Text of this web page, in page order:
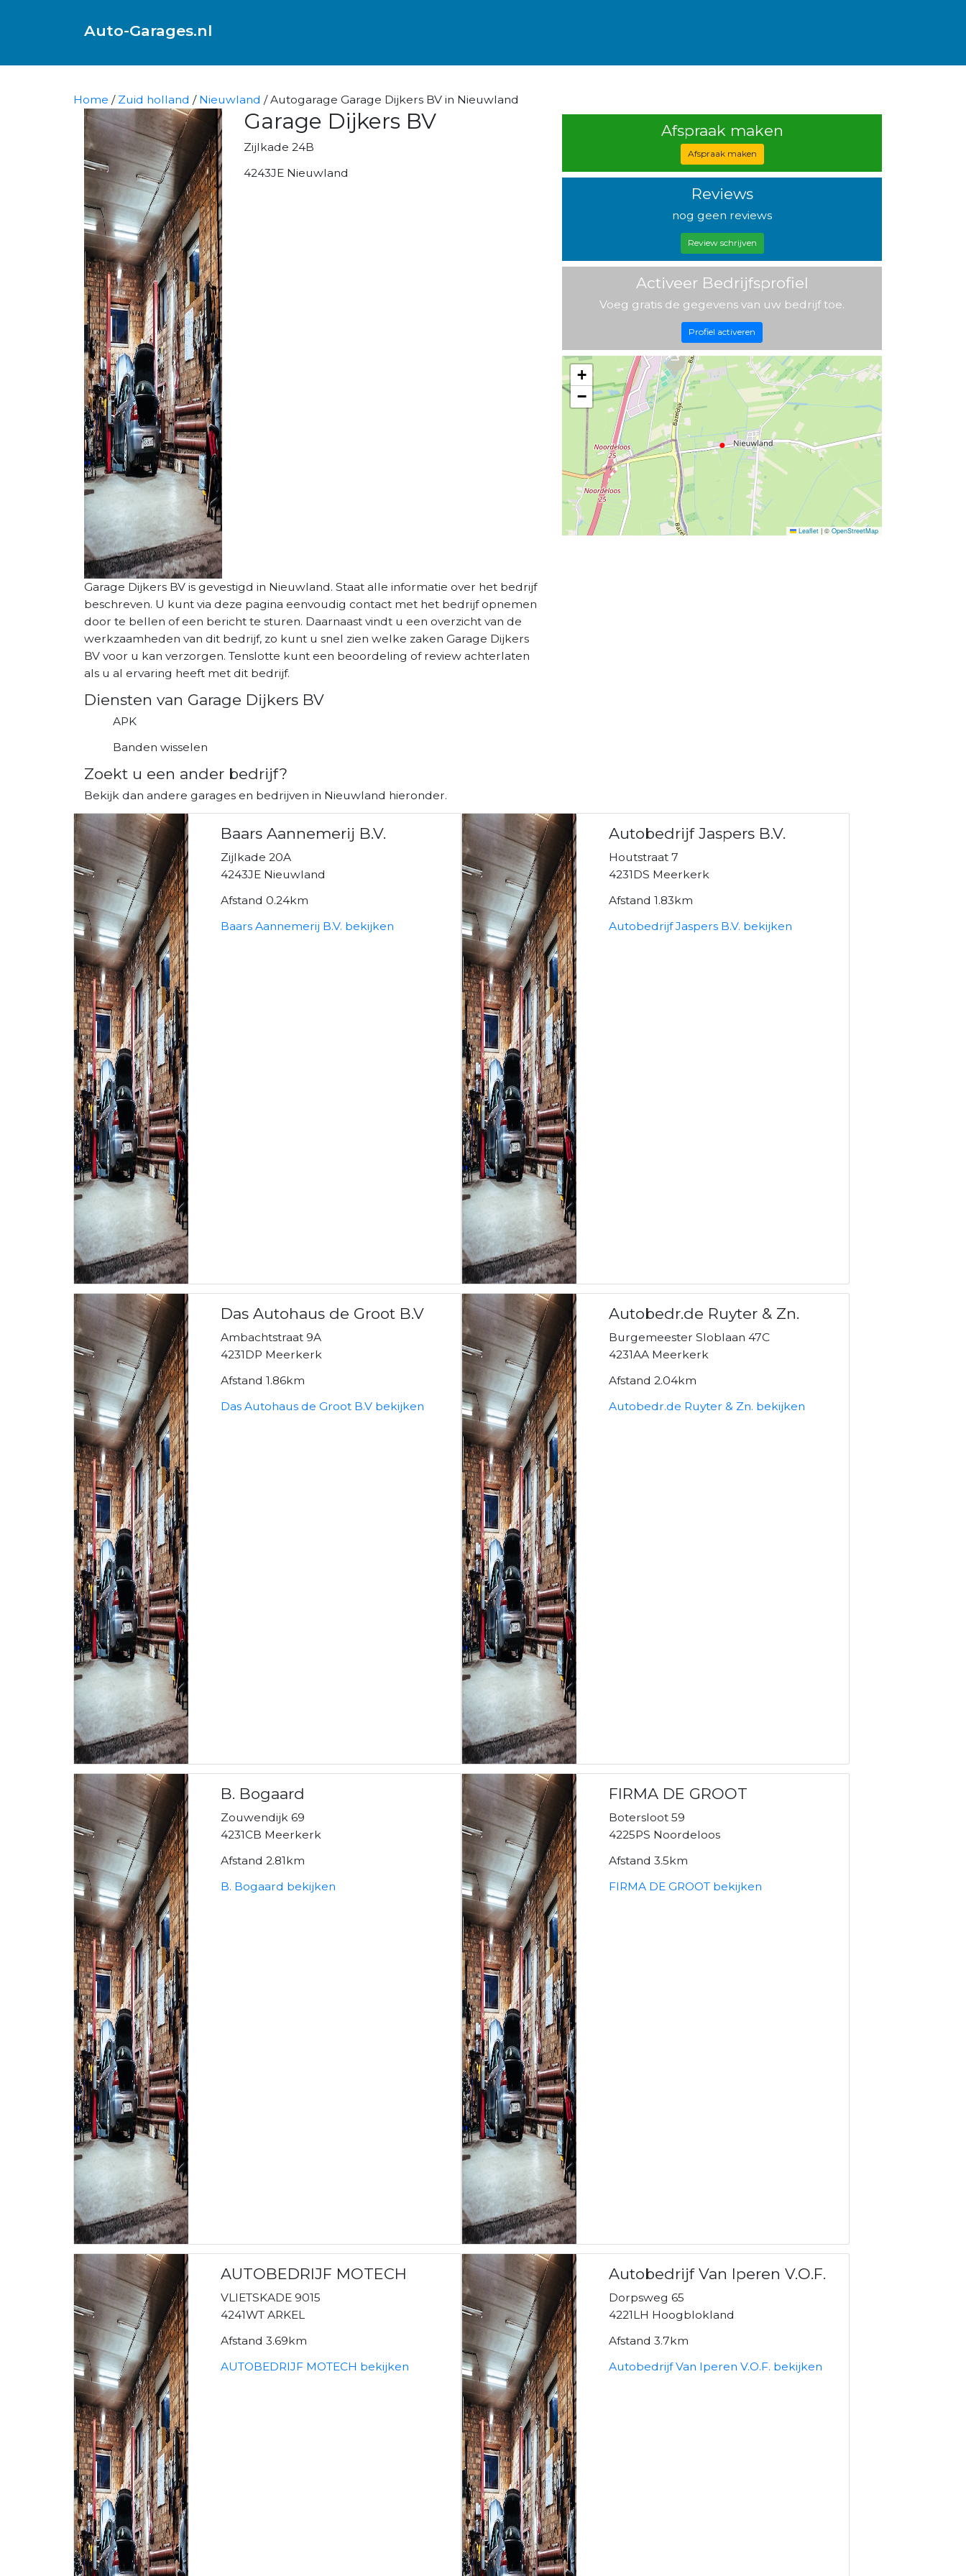
Auto-Garages.nl
Home / Zuid holland / Nieuwland / Autogarage Garage Dijkers BV in Nieuwland
Garage Dijkers BV
Zijlkade 24B
4243JE Nieuwland
Garage Dijkers BV is gevestigd in Nieuwland. Staat alle informatie over het bedrijf
beschreven. U kunt via deze pagina eenvoudig contact met het bedrijf opnemen
door te bellen of een bericht te sturen. Daarnaast vindt u een overzicht van de
werkzaamheden van dit bedrijf, zo kunt u snel zien welke zaken Garage Dijkers
BV voor u kan verzorgen. Tenslotte kunt een beoordeling of review achterlaten
als u al ervaring heeft met dit bedrijf.
Diensten van Garage Dijkers BV
APK
Banden wisselen
Afspraak maken
Afspraak maken
Reviews
nog geen reviews
Review schrijven
Activeer Bedrijfsprofiel
Voeg gratis de gegevens van uw bedrijf toe.
Profiel activeren
+
−
Leaflet | © OpenStreetMap
Zoekt u een ander bedrijf?
Bekijk dan andere garages en bedrijven in Nieuwland hieronder.
Baars Aannemerij B.V.
Zijlkade 20A
4243JE Nieuwland
Afstand 0.24km
Baars Aannemerij B.V. bekijken
Autobedrijf Jaspers B.V.
Houtstraat 7
4231DS Meerkerk
Afstand 1.83km
Autobedrijf Jaspers B.V. bekijken
Das Autohaus de Groot B.V
Ambachtstraat 9A
4231DP Meerkerk
Afstand 1.86km
Das Autohaus de Groot B.V bekijken
Autobedr.de Ruyter & Zn.
Burgemeester Sloblaan 47C
4231AA Meerkerk
Afstand 2.04km
Autobedr.de Ruyter & Zn. bekijken
B. Bogaard
Zouwendijk 69
4231CB Meerkerk
Afstand 2.81km
B. Bogaard bekijken
FIRMA DE GROOT
Botersloot 59
4225PS Noordeloos
Afstand 3.5km
FIRMA DE GROOT bekijken
AUTOBEDRIJF MOTECH
VLIETSKADE 9015
4241WT ARKEL
Afstand 3.69km
AUTOBEDRIJF MOTECH bekijken
Autobedrijf Van Iperen V.O.F.
Dorpsweg 65
4221LH Hoogblokland
Afstand 3.7km
Autobedrijf Van Iperen V.O.F. bekijken